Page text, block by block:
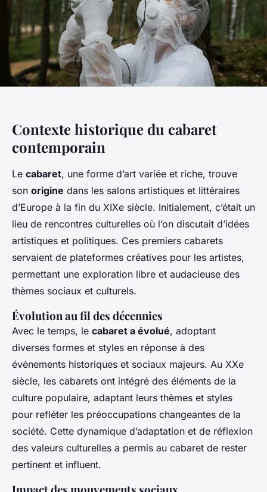
Contexte historique du cabaret
contemporain
Le cabaret, une forme d’art variée et riche, trouve
son origine dans les salons artistiques et littéraires
d’Europe à la fin du XIXe siècle. Initialement, c’était un
lieu de rencontres culturelles où l’on discutait d’idées
artistiques et politiques. Ces premiers cabarets
servaient de plateformes créatives pour les artistes,
permettant une exploration libre et audacieuse des
thèmes sociaux et culturels.
Évolution au fil des décennies
Avec le temps, le cabaret a évolué, adoptant
diverses formes et styles en réponse à des
événements historiques et sociaux majeurs. Au XXe
siècle, les cabarets ont intégré des éléments de la
culture populaire, adaptant leurs thèmes et styles
pour refléter les préoccupations changeantes de la
société. Cette dynamique d’adaptation et de réflexion
des valeurs culturelles a permis au cabaret de rester
pertinent et influent.